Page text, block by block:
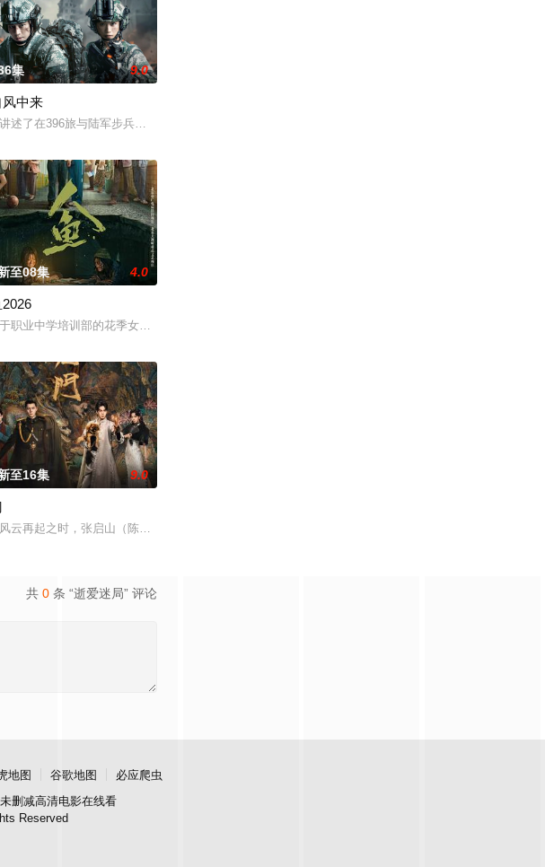
人堆里救出来，蓬头垢面口齿不清。十年后的她才
村开了锅，村民大骂麦香是叛徒。麦香是婚前体检查出不孕症，从此走上虐心旅途。米
林知夏忽然对他说：“江逾白，我喜欢你，哲学和生物学意义上的喜欢。”那个夜晚，他脸颊微热，还听
集 9.0
中来
述了在396旅与陆军步兵学院联合举办的小型军事演习中，郭子剑因不满演习流于形式，假传指令要求
之路。他毅然弃政从商，殚精竭虑，创办了中国第
准备银行”发行的伪钞货币。根据党中央指示，高景波、徐邵梁、孙希光和黄鹰等人开始筹备建立冀南银
至08集 4.0
2026
职业中学培训部的花季女生苏琳（黄杨钿甜 饰），虽自小被父母忽视，在艰苦环境中长大，但她始终
破的故事。
被任素素（王楚然 饰）所救，却累及其家族遭灭顶之灾。经年重逢，二人暗生情愫，
钿甜 饰），虽自小被父母忽视，在艰苦环境中长大，但她始终刻苦学习，憧憬未来。为此，苏琳苦练
至16集 9.0
云再起之时，张启山（陈伟霆 饰）与吴老狗（曾舜晞 饰）强强联手，携手霍仙姑（陈瑶 饰）与九门诸
共 0 条 “逝爱迷局” 评论
地图 谷歌地图
必应爬虫
删减高清电影在线看
Reserved